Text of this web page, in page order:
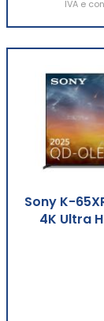
IVA e
Sony K-
4K Ultra